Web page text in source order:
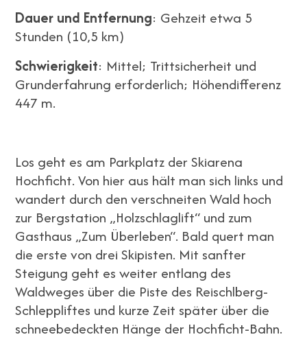
Dauer und Entfernung: Gehzeit etwa 5
Stunden (10,5 km)
Schwierigkeit: Mittel; Trittsicherheit und
Grunderfahrung erforderlich; Höhendifferenz
447 m.
Los geht es am Parkplatz der Skiarena
Hochficht. Von hier aus hält man sich links und
wandert durch den verschneiten Wald hoch
zur Bergstation „Holzschlaglift“ und zum
Gasthaus „Zum Überleben“. Bald quert man
die erste von drei Skipisten. Mit sanfter
Steigung geht es weiter entlang des
Waldweges über die Piste des Reischlberg-
Schleppliftes und kurze Zeit später über die
schneebedeckten Hänge der Hochficht-Bahn.